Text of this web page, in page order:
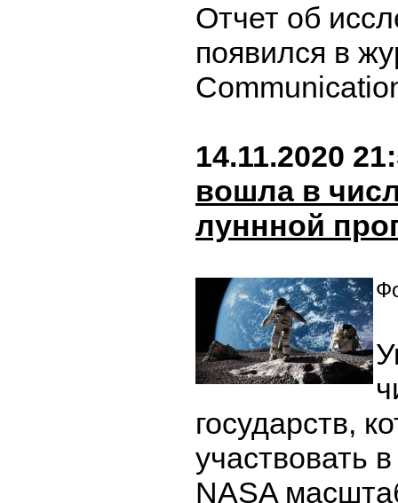
Отчет об
появился в
14.11.2020
вошла в
луннной
государств,
участвовать
NASA